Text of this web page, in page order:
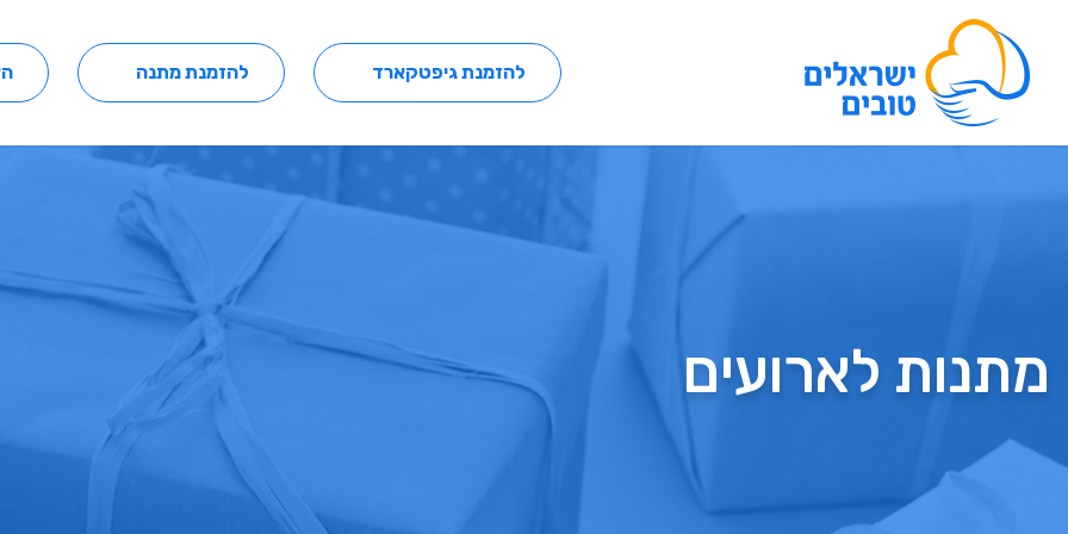
להזמנת גיפטקארד להזמנת מתנה
מתנות לארועים